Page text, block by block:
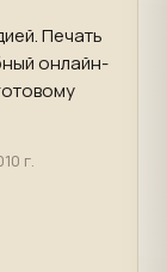
Печать
онлайн-
г.